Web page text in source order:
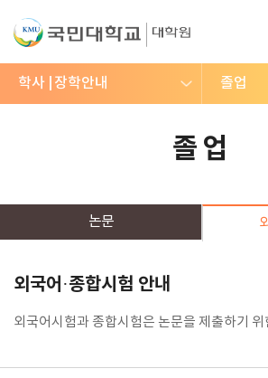
학사 장학안내 졸업
졸업
논문
외국어·종합시험 안내
외국어시험과 종합시험은 논문을 제출하기 위